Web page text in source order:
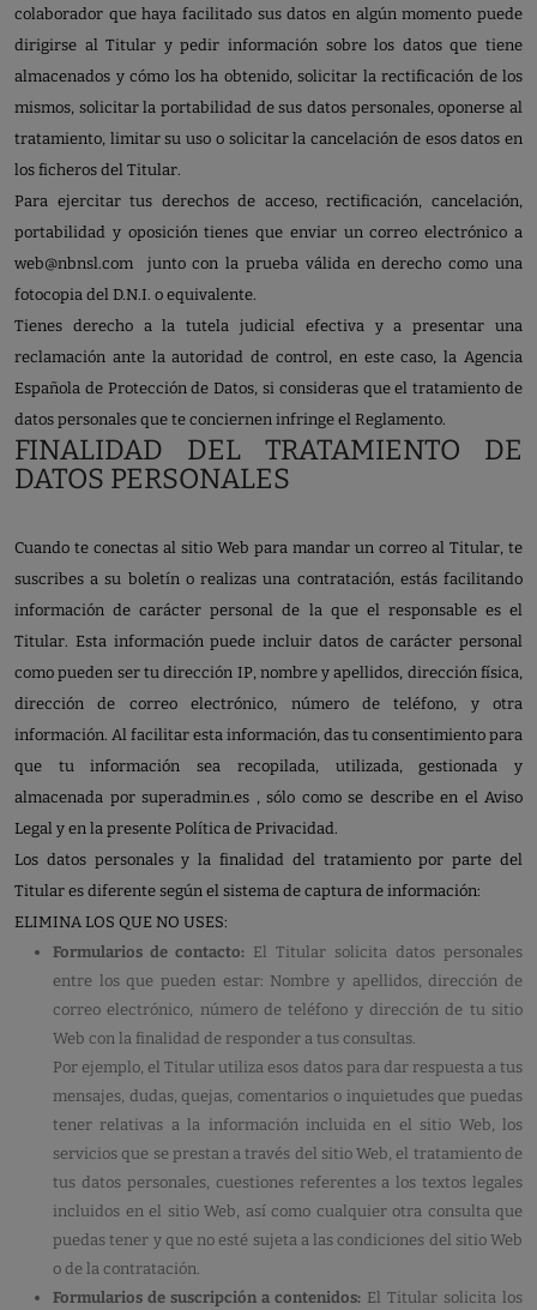
colaborador que haya facilitado sus datos en algún momento puede
dirigirse al Titular y pedir información sobre los datos que tiene
almacenados y cómo los ha obtenido, solicitar la rectificación de los
mismos, solicitar la portabilidad de sus datos personales, oponerse al
tratamiento, limitar su uso o solicitar la cancelación de esos datos en
los ficheros del Titular.
Para ejercitar tus derechos de acceso, rectificación, cancelación,
portabilidad y oposición tienes que enviar un correo electrónico a
web@nbnsl.com junto con la prueba válida en derecho como una
fotocopia del D.N.I. o equivalente.
Tienes derecho a la tutela judicial efectiva y a presentar una
reclamación ante la autoridad de control, en este caso, la Agencia
Española de Protección de Datos, si consideras que el tratamiento de
datos personales que te conciernen infringe el Reglamento.
FINALIDAD DEL TRATAMIENTO DE
DATOS PERSONALES
Cuando te conectas al sitio Web para mandar un correo al Titular, te
suscribes a su boletín o realizas una contratación, estás facilitando
información de carácter personal de la que el responsable es el
Titular. Esta información puede incluir datos de carácter personal
como pueden ser tu dirección IP, nombre y apellidos, dirección física,
dirección de correo electrónico, número de teléfono, y otra
información. Al facilitar esta información, das tu consentimiento para
que tu información sea recopilada, utilizada, gestionada y
almacenada por superadmin.es , sólo como se describe en el Aviso
Legal y en la presente Política de Privacidad.
Los datos personales y la finalidad del tratamiento por parte del
Titular es diferente según el sistema de captura de información:
ELIMINA LOS QUE NO USES:
Formularios de contacto: El Titular solicita datos personales
entre los que pueden estar: Nombre y apellidos, dirección de
correo electrónico, número de teléfono y dirección de tu sitio
Web con la finalidad de responder a tus consultas.
Por ejemplo, el Titular utiliza esos datos para dar respuesta a tus
mensajes, dudas, quejas, comentarios o inquietudes que puedas
tener relativas a la información incluida en el sitio Web, los
servicios que se prestan a través del sitio Web, el tratamiento de
tus datos personales, cuestiones referentes a los textos legales
incluidos en el sitio Web, así como cualquier otra consulta que
puedas tener y que no esté sujeta a las condiciones del sitio Web
o de la contratación.
Formularios de suscripción a contenidos: El Titular solicita los